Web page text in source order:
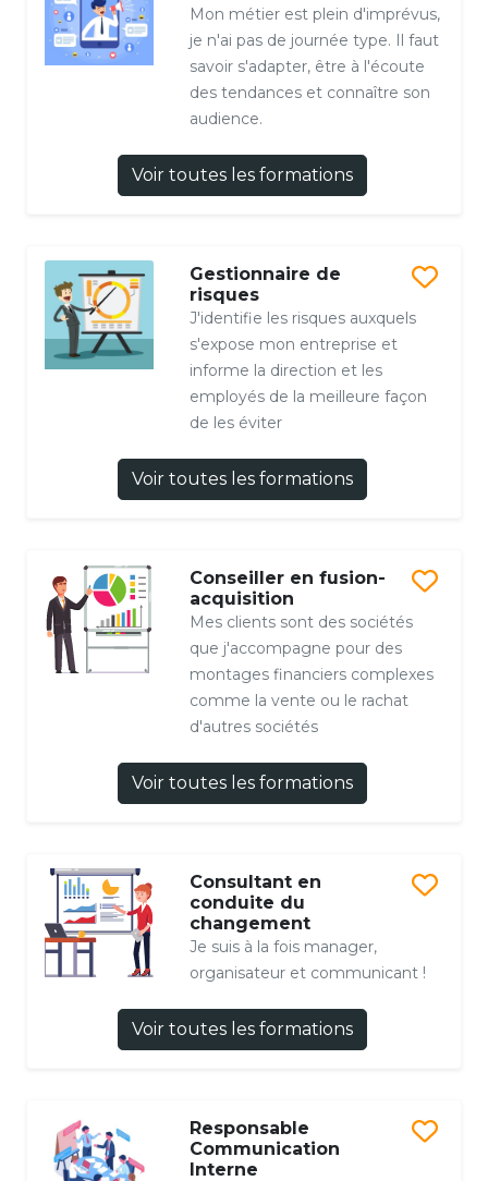
Mon métier est plein d'imprévus,
je n'ai pas de journée type. Il faut
savoir s'adapter, être à l'écoute
des tendances et connaître son
audience.
Voir toutes les formations
Gestionnaire de
risques
J'identifie les risques auxquels
s'expose mon entreprise et
informe la direction et les
employés de la meilleure façon
de les éviter
Voir toutes les formations
Conseiller en fusion-
acquisition
Mes clients sont des sociétés
que j'accompagne pour des
montages financiers complexes
comme la vente ou le rachat
d'autres sociétés
Voir toutes les formations
Consultant en
conduite du
changement
Je suis à la fois manager,
organisateur et communicant !
Voir toutes les formations
Responsable
Communication
Interne